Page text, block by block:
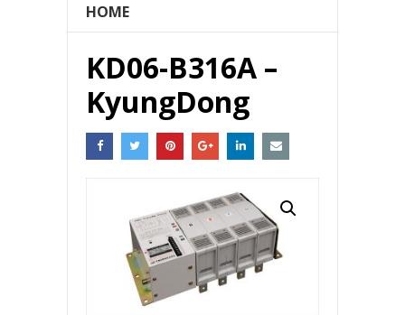
HOME
KD06-B316A –
KyungDong